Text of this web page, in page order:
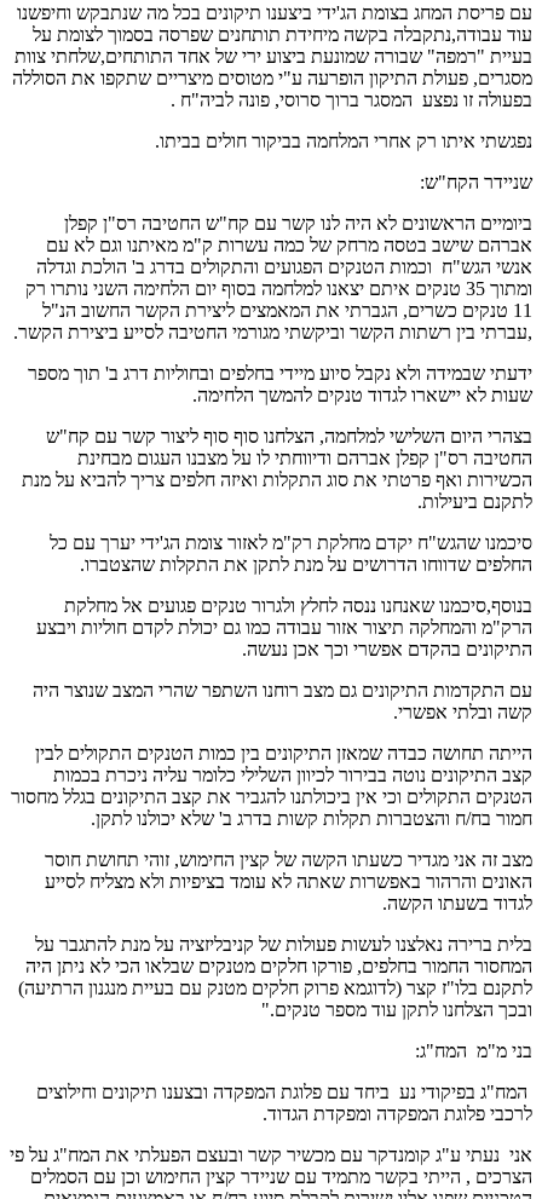
עם פריסת המחג בצומת הג'ידי ביצענו תיקונים בכל מה שנתבקש וחיפשנו
עוד עבודה,נתקבלה בקשה מיחידת תותחנים שפרסה בסמוך לצומת על
בעיית "רמפה" שבורה שמונעת ביצוע ירי של אחד התותחים,שלחתי צוות
מסגרים, פעולת התיקון הופרעה ע"י מטוסים מיצריים שתקפו את הסוללה
בפעולה זו נפצע המסגר ברוך סרוסי, פונה לביה"ח .
נפגשתי איתו רק אחרי המלחמה בביקור חולים בביתו.
שניידר הקח"ש:
ביומיים הראשונים לא היה לנו קשר עם קח"ש החטיבה רס"ן קפלן
אברהם שישב בטסה מרחק של כמה עשרות ק"מ מאיתנו וגם לא עם
אנשי הגש"ח וכמות הטנקים הפגועים והתקולים בדרג ב' הולכת וגדלה
ומתוך 35 טנקים איתם יצאנו למלחמה בסוף יום הלחימה השני נותרו רק
11 טנקים כשרים, הגברתי את המאמצים ליצירת הקשר החשוב הנ"ל
,עברתי בין רשתות הקשר וביקשתי מגורמי החטיבה לסייע ביצירת הקשר.
ידעתי שבמידה ולא נקבל סיוע מיידי בחלפים ובחוליות דרג ב' תוך מספר
שעות לא יישארו לגדוד טנקים להמשך הלחימה.
בצהרי היום השלישי למלחמה, הצלחנו סוף סוף ליצור קשר עם קח"ש
החטיבה רס"ן קפלן אברהם ודיווחתי לו על מצבנו העגום מבחינת
הכשירות ואף פרטתי את סוג התקלות ואיזה חלפים צריך להביא על מנת
לתקנם ביעילות.
סיכמנו שהגש"ח יקדם מחלקת רק"מ לאזור צומת הג'ידי יערך עם כל
החלפים שדווחו הדרושים על מנת לתקן את התקלות שהצטברו.
בנוסף,סיכמנו שאנחנו ננסה לחלץ ולגרור טנקים פגועים אל מחלקת
הרק"מ והמחלקה תיצור אזור עבודה כמו גם יכולת לקדם חוליות ויבצע
התיקונים בהקדם אפשרי וכך אכן נעשה.
עם התקדמות התיקונים גם מצב רוחנו השתפר שהרי המצב שנוצר היה
קשה ובלתי אפשרי.
הייתה תחושה כבדה שמאזן התיקונים בין כמות הטנקים התקולים לבין
קצב התיקונים נוטה בבירור לכיוון השלילי כלומר עליה ניכרת בכמות
הטנקים התקולים וכי אין ביכולתנו להגביר את קצב התיקונים בגלל מחסור
חמור בח/ח והצטברות תקלות קשות בדרג ב' שלא יכולנו לתקן.
מצב זה אני מגדיר כשעתו הקשה של קצין החימוש, זוהי תחושת חוסר
האונים והרהור באפשרות שאתה לא עומד בציפיות ולא מצליח לסייע
לגדוד בשעתו הקשה.
בלית ברירה נאלצנו לעשות פעולות של קניבליזציה על מנת להתגבר על
המחסור החמור בחלפים, פורקו חלקים מטנקים שבלאו הכי לא ניתן היה
לתקנם בלו"ז קצר (לדוגמא פרוק חלקים מטנק עם בעיית מנגנון הרתיעה)
ובכך הצלחנו לתקן עוד מספר טנקים."
בני מ"מ המח"ג:
המח"ג בפיקודי נע ביחד עם פלוגת המפקדה ובצענו תיקונים וחילוצים
לרכבי פלוגת המפקדה ומפקדת הגדוד.
אני נעתי ע"ג קומנדקר עם מכשיר קשר ובעצם הפעלתי את המח"ג על פי
הצרכים , הייתי בקשר מתמיד עם שניידר קצין החימוש וכן עם הסמלים